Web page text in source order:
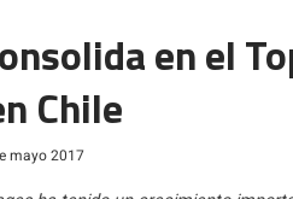
en el
Chile
mayo 2017